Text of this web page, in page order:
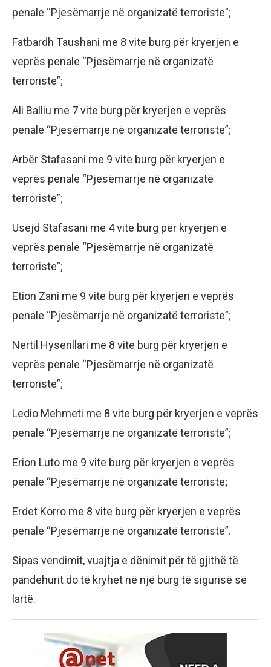
penale “Pjesëmarrje në organizatë terroriste”;
Fatbardh Taushani me 8 vite burg për kryerjen e
veprës penale “Pjesëmarrje në organizatë
terroriste”;
Ali Balliu me 7 vite burg për kryerjen e veprës
penale “Pjesëmarrje në organizatë terroriste”;
Arbër Stafasani me 9 vite burg për kryerjen e
veprës penale “Pjesëmarrje në organizatë
terroriste”;
Usejd Stafasani me 4 vite burg për kryerjen e
veprës penale “Pjesëmarrje në organizatë
terroriste”;
Etion Zani me 9 vite burg për kryerjen e veprës
penale “Pjesëmarrje në organizatë terroriste”;
Nertil Hysenllari me 8 vite burg për kryerjen e
veprës penale “Pjesëmarrje në organizatë
terroriste”;
Ledio Mehmeti me 8 vite burg për kryerjen e veprës
penale “Pjesëmarrje në organizatë terroriste”;
Erion Luto me 9 vite burg për kryerjen e veprës
penale “Pjesëmarrje në organizatë terroriste;
Erdet Korro me 8 vite burg për kryerjen e veprës
penale “Pjesëmarrje në organizatë terroriste”.
Sipas vendimit, vuajtja e dënimit për të gjithë të
pandehurit do të kryhet në një burg të sigurisë së
lartë.